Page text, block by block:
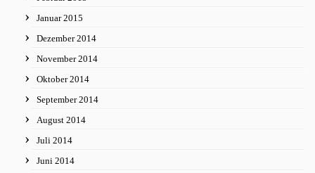
Januar 2015
Dezember 2014
November 2014
Oktober 2014
September 2014
August 2014
Juli 2014
Juni 2014